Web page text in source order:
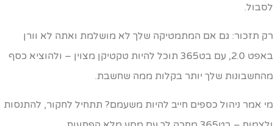
תזכור: גם אם המתמטיקה שלך לא מושלמת ואתה לא וורן
באפט 2.0, עם בט365 תוכל להיות טקטיקן מצוין – ולהוציא כסף
שלך יותר בקלות ממה שחשבת.
אמר ניהול כספים חייב להיות משעמם? תתחיל לחקור, להתנסות